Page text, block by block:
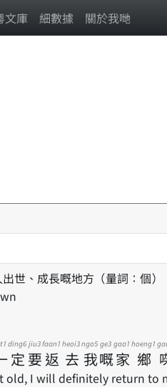
文庫 細數據 關於我哋
世、成長嘅地方（量詞：個）
定
ding6
要
jiu3
返
faan1
去
heoi3
我
ngo5
嘅
ge3
家
gaa1
鄉
hoeng1
old, I will definitely return to